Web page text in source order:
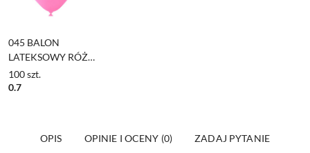
045 BALON
LATEKSOWY RÓŻ
1szt. 13cm BABY
PINK
100szt.
0.7
OPIS OPINIE I OCENY (0) ZADAJ PYTANIE